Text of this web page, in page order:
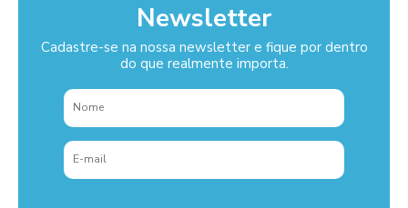
Newsletter
Cadastre-se na nossa newsletter e fique por dentro
do que realmente importa.